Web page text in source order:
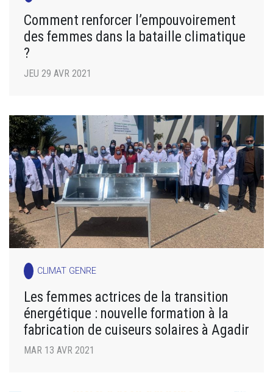
Comment renforcer l’empouvoirement
des femmes dans la bataille climatique
?
JEU 29 AVR 2021
CLIMAT GENRE
Les femmes actrices de la transition
énergétique : nouvelle formation à la
fabrication de cuiseurs solaires à Agadir
MAR 13 AVR 2021